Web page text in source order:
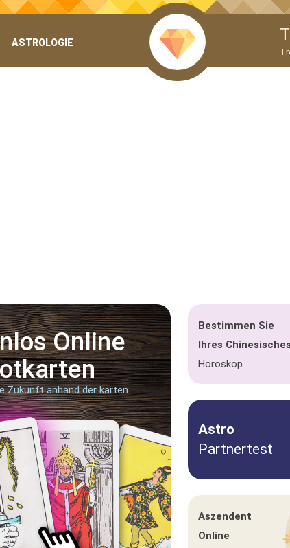
ASTROLOGIE
Online
Zukunft anhand der karten
Bestimmen Sie
Ihres Chinesisches
Horoskop
Astro
Partnertest
Aszendent
Online